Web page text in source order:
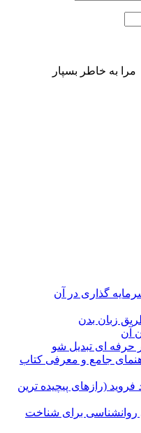
مرا به خاطر بسپار
گذاری در آن
زبان بدن
آن
حرفه ای تبدیل شو
جامع و معرفی کتاب
(رازهای پیچیده ترین
روانشناسی برای شناخت